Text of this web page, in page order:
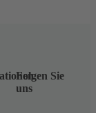
Folgen Sie
uns